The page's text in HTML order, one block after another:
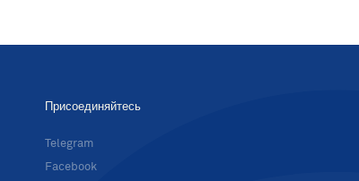
Присоединяйтесь
Telegram
Facebook